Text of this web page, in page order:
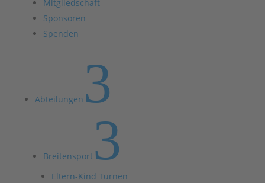
Mitgliedschaft
Sponsoren
Spenden
Abteilungen 3
Breitensport3
Eltern-Kind Turnen